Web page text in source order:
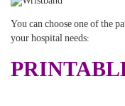
You can choose one of the
your hospital needs: